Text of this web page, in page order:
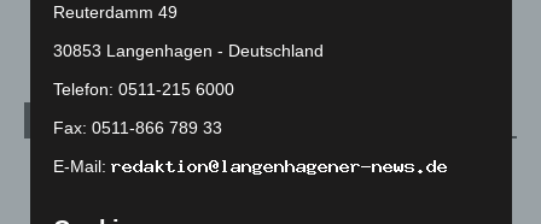
Welt
Archiv
August 2026(14)
Reuterdamm 49
30853 Langenhagen - Deutschland
Telefon: 0511-215 6000
Fax: 0511-866 789 33
E-Mail: